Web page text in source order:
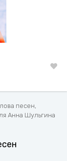
песен,
Анна Шульгина